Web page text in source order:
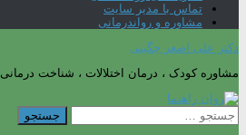
تماس با مدیر سایت
مشاوره و رواندرمانی
دکتر علی اصغر چگینی
مشاوره کودک ، درمان اختلالات ، شناخت درمانی
جستجو
برای: